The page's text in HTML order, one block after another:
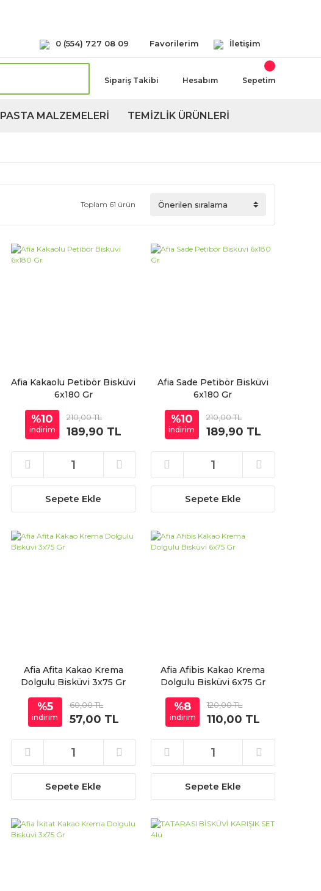
0 (554) 727 08 09 Favorilerim İletişim
Sipariş Takibi Hesabım Sepetim
PASTA MALZEMELERİ TEMİZLİK ÜRÜNLERİ
Toplam 61 ürün
Afia Kakaolu Petibör Bisküvi
6x180 Gr
%10
indirim
210,00 TL
189,90 TL
Sepete Ekle
Afia Sade Petibör Bisküvi
6x180 Gr
%10
indirim
210,00 TL
189,90 TL
Sepete Ekle
Afia Afita Kakao Krema
Dolgulu Bisküvi 3x75 Gr
%5
indirim
60,00 TL
57,00 TL
Sepete Ekle
Afia Afibis Kakao Krema
Dolgulu Bisküvi 6x75 Gr
%8
indirim
120,00 TL
110,00 TL
Sepete Ekle